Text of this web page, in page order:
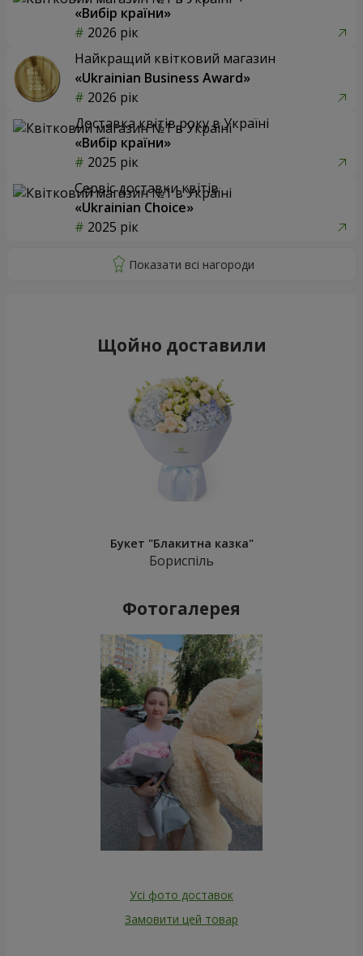
«Вибір країни»
2026 рік
Найкращий квітковий магазин
«Ukrainian Business Award»
2026 рік
Доставка квітів року в Україні
«Вибір країни»
2025 рік
Сервіс доставки квітів
«Ukrainian Choice»
2025 рік
Щойно доставили
Букет "Блакитна казка"
Бориспіль
Фотогалерея
Усі фото доставок
Замовити цей товар